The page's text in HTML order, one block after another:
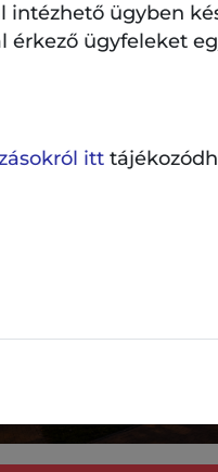
intézhető ügyben
érkező ügyfeleket
itt